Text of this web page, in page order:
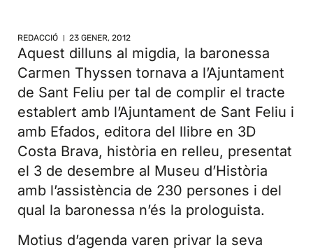
REDACCIÓ 23 GENER, 2012
Aquest dilluns al migdia, la baronessa
Carmen Thyssen tornava a l’Ajuntament
de Sant Feliu per tal de complir el tracte
establert amb l’Ajuntament de Sant Feliu i
amb Efados, editora del llibre en 3D
Costa Brava, història en relleu, presentat
el 3 de desembre al Museu d’Història
amb l’assistència de 230 persones i del
qual la baronessa n’és la prologuista.
Motius d’agenda varen privar la seva